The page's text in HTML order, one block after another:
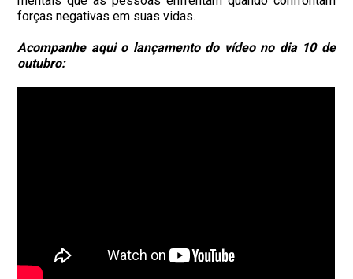
forças negativas em suas vidas.
Acompanhe aqui o lançamento do vídeo no dia 10 de
outubro: